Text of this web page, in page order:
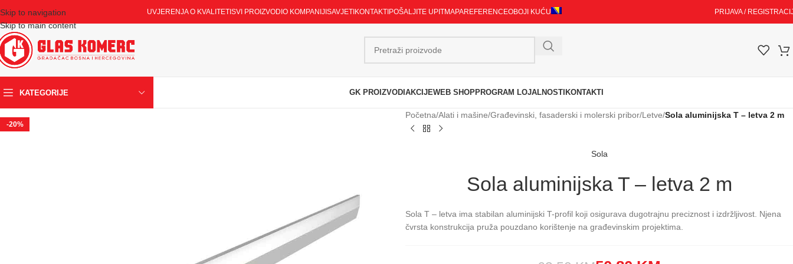
Skip to navigation
Skip to main content
UVJERENJA O KVALITETI SVI PROIZVODI O KOMPANIJI SAVJETI KONTAKTI POŠALJITE UPITMAPAREFERENCEOBOJI KUĆU PRIJAVA /
KATEGORIJE GK PROIZVODI AKCIJEWEB SHOPPROGRAM LOJALNOSTI KONTAKTI
-20%
Početna/Alati i mašine/Građevinski, fasaderski i molerski pribor/Letve/Sola aluminijska T – letva 2 m
Sola
Sola aluminijska T – letva 2 m
Sola T – letva ima stabilan aluminijski T-profil koji osigurava dugotrajnu preciznost i izdržljivost. Njena
čvrsta konstrukcija pruža pouzdano korištenje na građevinskim projektima.